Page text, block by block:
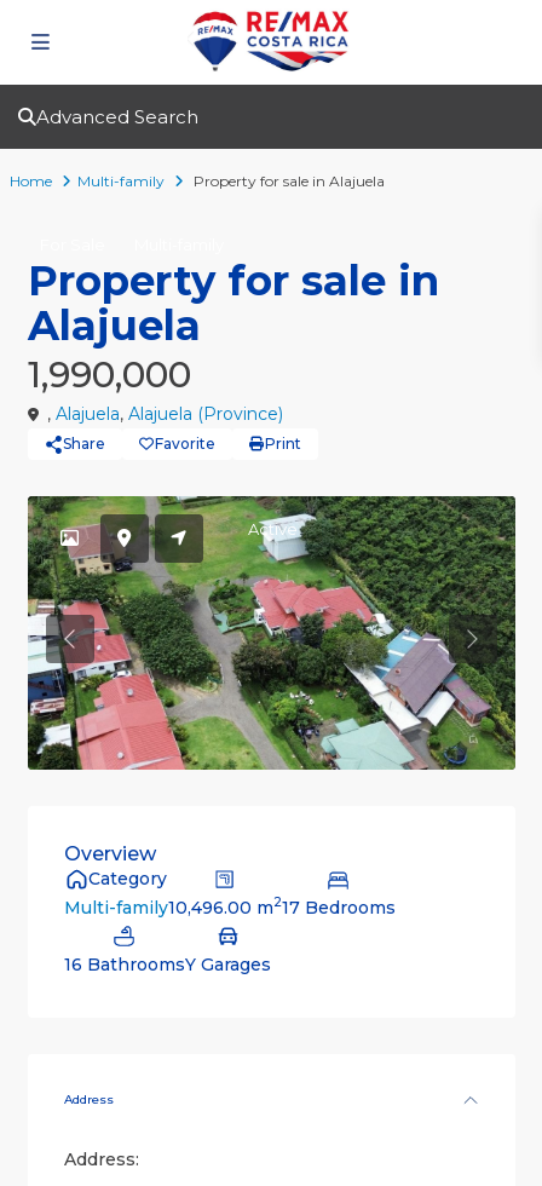
Advanced Search
Home Multi-family Property for sale in Alajuela
Property for sale in
Alajuela
1,990,000
, Alajuela, Alajuela (Province)
Share Favorite Print
Active
Previous
Overview
Category
Multi-family10,496.00 m217 Bedrooms
16 BathroomsY Garages
Address
Address: